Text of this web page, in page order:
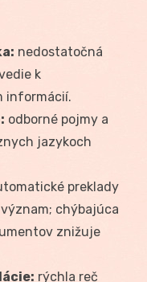
nedostatočná
k
informácií.
odborné pojmy a
jazykoch
preklady
chýbajúca
znižuje
rýchla reč